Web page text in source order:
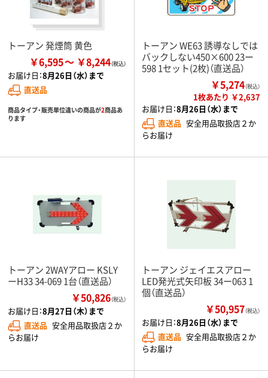
トーアン 発煙筒 黄色
￥6,595 ￥8,244
お届け日：8月26日（水）まで
直送品
商品タイプ・販売単位違いの商品が2商品あ
ります
トーアン WE63 誘導なしでは
バックしない450×600 23ー
598 1セット(2枚)（直送品）
￥5,274（税込）
1枚あたり ￥2,637
お届け日：8月26日（水）まで
直送品 安全用品取扱店２か
らお届け
トーアン 2WAYアロー KSLY
ーH33 34-069 1台（直送品）
￥50,826（税込）
お届け日：8月27日（木）まで
直送品 安全用品取扱店２か
らお届け
トーアン ジェイエスアロー
LED発光式矢印板 34ー063 1
個（直送品）
￥50,957（税込）
お届け日：8月26日（水）まで
直送品 安全用品取扱店２か
らお届け